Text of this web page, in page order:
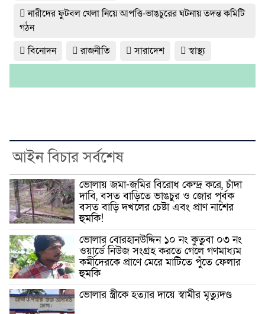
নারীদের ফুটবল খেলা নিয়ে আপত্তি-ভাঙচুরের ঘটনায় তদন্ত কমিটি
গঠন
বিনোদন
রাজনীতি সারাদেশ স্বাস্থ্য
আইন বিচার সর্বশেষ
ভোলায় জমা-জমির বিরোধ কেন্দ্র করে, চাঁদা
দাবি, বসত বাড়িতে ভাঙচুর ও জোর পূর্বক
বসত বাড়ি দখলের চেষ্টা এবং প্রাণ নাশের
হুমকি! ‎
ভোলার বোরহানউদ্দিন ১০ নং কুতুবা ০৩ নং
ওয়ার্ডে নিউজ সংগ্রহ করতে গেলে গণমাধ্যম
কর্মীদেরকে প্রাণে মেরে মাটিতে পুঁতে ফেলার
হুমকি
ভোলার স্ত্রীকে হত্যার দায়ে স্বামীর মৃত্যুদণ্ড